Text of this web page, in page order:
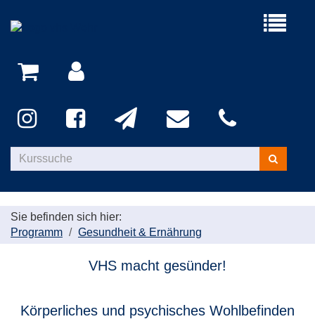
Menü
Kurse
suchen
Sie befinden sich hier:
Programm
Gesundheit & Ernährung
VHS macht gesünder!
Körperliches und psychisches Wohlbefinden